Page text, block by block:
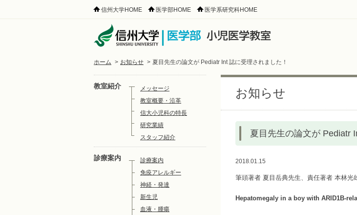
信州大学HOME 医学部HOME 医学系研究科HOME
ホーム > お知らせ > 夏目先生の論文が Pediatr Int 誌に受理されました！
教室紹介
メッセージ
教室概要・沿革
信大小児科の特長
研究業績
スタッフ紹介
診療案内
診療案内
免疫アレルギー
神経・発達
新生児
血液・腫瘍
お知らせ
夏目先生の論文が Pediatr
2018.01.15
筆頭著者 夏目岳典先生、責任著者 本林光
Hepatomegaly in a boy with ARID1B-